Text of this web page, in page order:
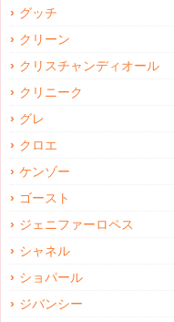
グッチ
クリーン
クリスチャンディオール
クリニーク
グレ
クロエ
ケンゾー
ゴースト
ジェニファーロペス
シャネル
ショパール
ジバンシー